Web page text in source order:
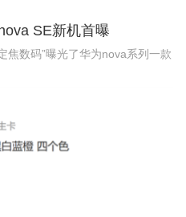
SE新机首曝
焦数码”曝光了华为nova系列一款